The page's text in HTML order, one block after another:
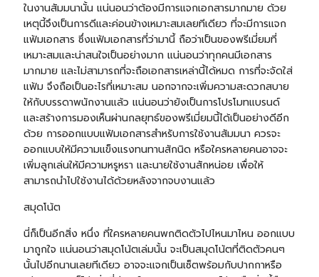
ในงานสัมมนานั้น แน่นอนว่าต้องมีการแจกเอกสารมากมาย ด้วย
เหตุนี้จึงเป็นการดีและค่อนข้างเหมาะสมเลยทีเดียว ที่จะมีการแจก
แฟ้มเอกสาร ซึ่งแฟ้มเอกสารที่ว่ามานี้ ถือว่าเป็นของพรีเมี่ยมที่
เหมาะสมและน่าสนใจเป็นอย่างมาก แน่นอนว่าทุกคนมีเอกสาร
มากมาย และไม่สามารถที่จะถือเอกสารเหล่านี้ได้หมด การที่จะจัดใส่
แฟ้ม จึงถือเป็นอะไรที่เหมาะสม นอกจากจะเพิ่มความสะดวกสบาย
ให้กับบรรดาพนักงานแล้ว แน่นอนว่ายังเป็นการโปรโมทแบรนด์
และสร้างการมองเห็นผ่านกลยุทธ์ของพรีเมี่ยมนี้ได้เป็นอย่างดีอีก
ด้วย การออกแบบแฟ้มเอกสารสำหรับการใช้งานสัมมนา ควรจะ
ออกแบบให้มีความแข็งแรงทนทานสักนิด หรือใครหลายคนอาจจะ
เพิ่มลูกเล่นให้มีความหรูหรา และนายใช้งานสักหน่อย เพื่อให้
สามารถนำไปใช้งานได้ด้วยหลังจากจบงานแล้ว
สมุดโน้ต
นี่ก็เป็นอีกสิ่ง หนึ่ง ที่ใครหลายคนพกติดตัวไปไหนมาไหน ออกแบบ
มาถูกใจ แน่นอนว่าสมุดโน้ตเล่มนั้น จะเป็นสมุดโน้ตที่ติดตัวคนๆ
นั้นไปอีกนานเลยทีเดียว อาจจะแจกเป็นเซ็ตพร้อมกับปากกาหรือ